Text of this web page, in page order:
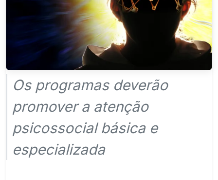
Os programas deverão
promover a atenção
psicossocial básica e
especializada